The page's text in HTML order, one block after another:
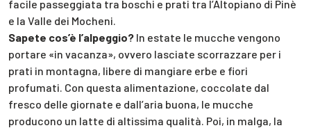
facile passeggiata tra boschi e prati tra l’Altopiano di Pinè
e la Valle dei Mocheni.
Sapete cos’è l’alpeggio? In estate le mucche vengono
portare «in vacanza», ovvero lasciate scorrazzare per i
prati in montagna, libere di mangiare erbe e fiori
profumati. Con questa alimentazione, coccolate dal
fresco delle giornate e dall’aria buona, le mucche
producono un latte di altissima qualità. Poi, in malga, la